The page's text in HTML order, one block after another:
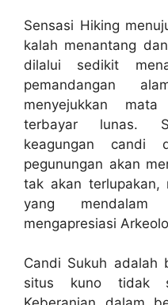
Sensasi Hiking
kalah menantang
dilalui sedikit
pemandangan
menyejukkan
terbayar lunas.
keagungan candi
pegunungan akan
tak akan terlupakan,
yang
mengapresiasi
Candi Sukuh
situs kuno tidak